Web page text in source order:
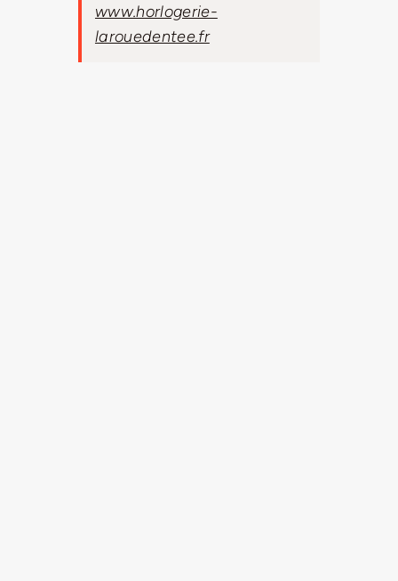
www.horlogerie-
larouedentee.fr